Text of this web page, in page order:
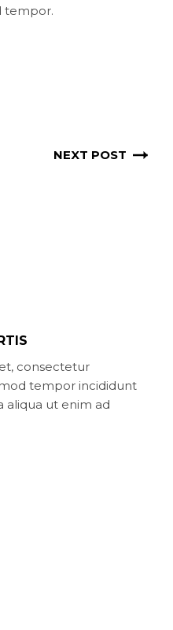
tempor.
NEXT POST
consectetur
tempor incididunt
aliqua ut enim ad